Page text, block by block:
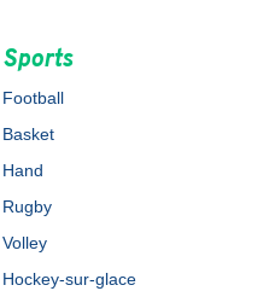
Sports
Football
Basket
Hand
Rugby
Volley
Hockey-sur-glace